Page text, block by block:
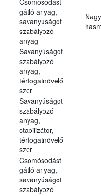
gátló anyag,
savanyúságot
szabályozó
anyag
Savanyúságot
szabályozó
anyag,
térfogatnövelő
szer
Savanyúságot
szabályozó
anyag,
stabilizátor,
térfogatnövelő
szer
Csomósodást
gátló anyag,
savanyúságot
szabályozó